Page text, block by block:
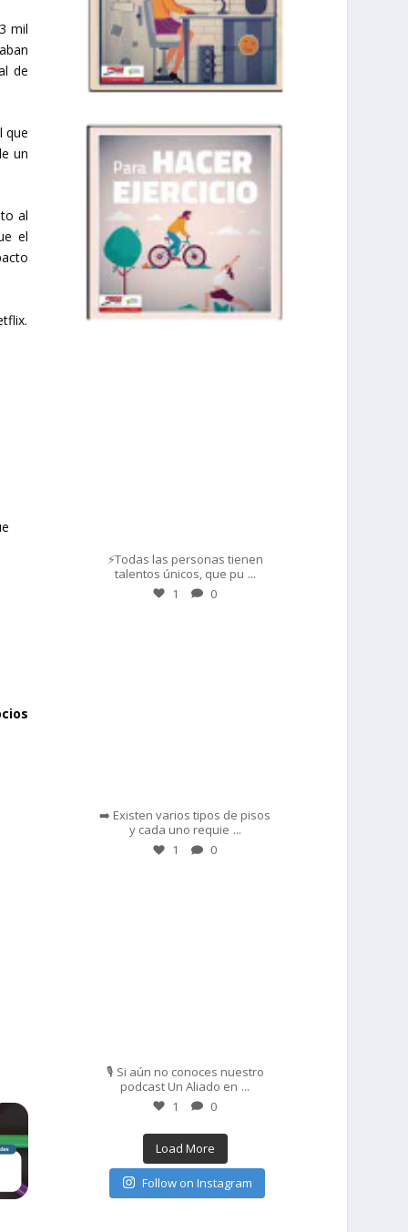
mil
de
que
un
al
el
⚡Todas las personas tienen
talentos únicos, que pu ...
1 0
➡️ Existen varios tipos de pisos
y cada uno requie ...
1 0
🎙️ Si aún no conoces nuestro
podcast Un Aliado en ...
1 0
Load More
Follow on Instagram